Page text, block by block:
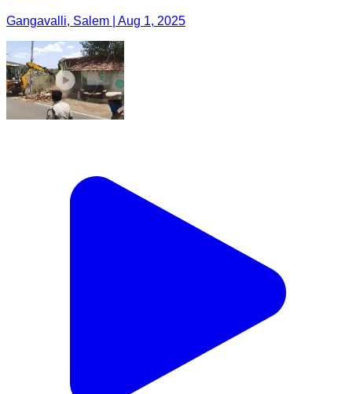
Gangavalli, Salem | Aug 1, 2025